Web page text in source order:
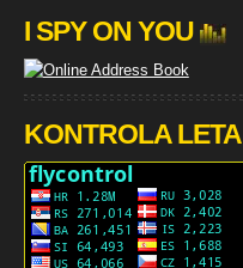
I SPY ON YOU
KONTROLA LETA